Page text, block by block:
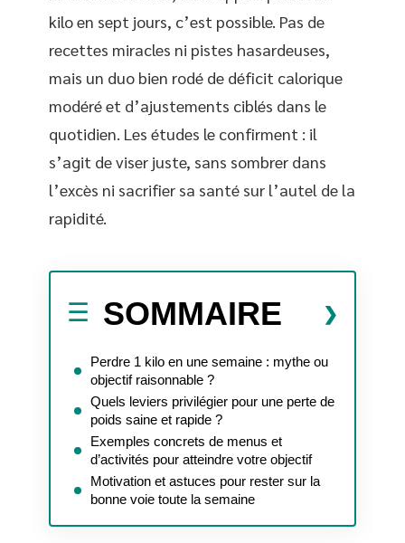
kilo en sept jours, c’est possible. Pas de
recettes miracles ni pistes hasardeuses,
mais un duo bien rodé de déficit calorique
modéré et d’ajustements ciblés dans le
quotidien. Les études le confirment : il
s’agit de viser juste, sans sombrer dans
l’excès ni sacrifier sa santé sur l’autel de la
rapidité.
SOMMAIRE
Perdre 1 kilo en une semaine : mythe ou
objectif raisonnable ?
Quels leviers privilégier pour une perte de
poids saine et rapide ?
Exemples concrets de menus et
d’activités pour atteindre votre objectif
Motivation et astuces pour rester sur la
bonne voie toute la semaine